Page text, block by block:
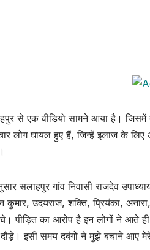
से एक वीडियो सामने आया है।
लोग घायल हुए हैं, जिन्हें इलाज के
सलाहपुर गांव निवासी राजदेव
उदयराज, शक्ति, प्रियंका,
पीड़ित का आरोप है इन लोगों ने आते
दौड़े। इसी समय दबंगों ने मुझे बचाने